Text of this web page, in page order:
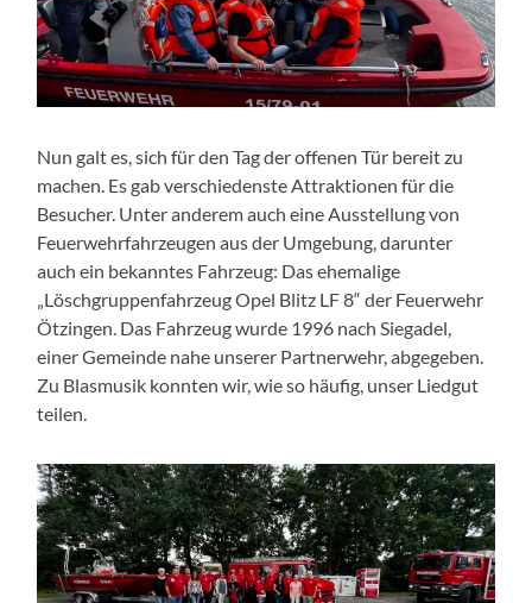
Nun galt es, sich für den Tag der offenen Tür bereit zu
machen. Es gab verschiedenste Attraktionen für die
Besucher. Unter anderem auch eine Ausstellung von
Feuerwehrfahrzeugen aus der Umgebung, darunter
auch ein bekanntes Fahrzeug: Das ehemalige
„Löschgruppenfahrzeug Opel Blitz LF 8“ der Feuerwehr
Ötzingen. Das Fahrzeug wurde 1996 nach Siegadel,
einer Gemeinde nahe unserer Partnerwehr, abgegeben.
Zu Blasmusik konnten wir, wie so häufig, unser Liedgut
teilen.